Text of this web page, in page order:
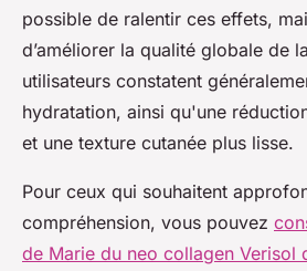
possible de ralentir ces effets,
d’améliorer la qualité globale de
utilisateurs constatent
hydratation, ainsi qu'une
et une texture cutanée plus lisse.
Pour ceux qui souhaitent
compréhension, vous pouvez
de Marie du neo collagen Verisol